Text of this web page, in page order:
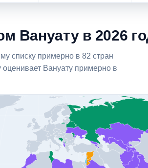
Вануату в 2026
списку примерно в 82 стран
Вануату примерно в